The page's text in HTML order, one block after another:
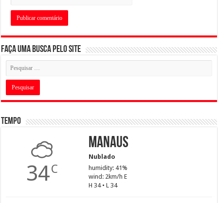
Faça uma busca pelo Site
Tempo
34C
Manaus
Nublado
humidity: 41%
wind: 2km/h E
H 34 • L 34